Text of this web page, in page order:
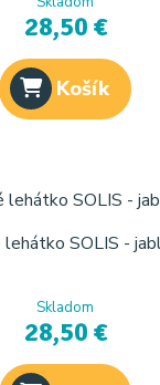
28,50 €
Košík
lehátko SOLIS -
Skladom
28,50 €